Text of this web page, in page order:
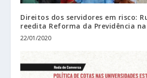
Direitos dos servidores em risco:
reedita Reforma da Previdência
22/01/2020